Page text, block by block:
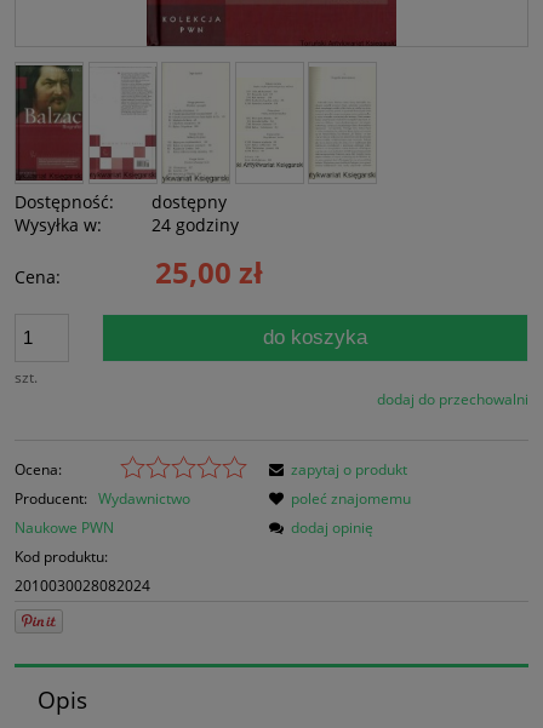
Dostępność:
dostępny
Wysyłka w:
24 godziny
Cena: 25,00 zł
szt.
do koszyka
dodaj do przechowalni
Ocena:
Producent: Wydawnictwo
Naukowe PWN
Kod produktu:
2010030028082024
zapytaj o produkt
poleć znajomemu
dodaj opinię
Opis